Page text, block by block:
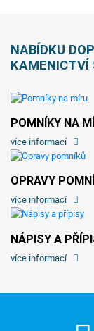
NABÍDKU
KAMENICTVÍ
POMNÍKY NA
více informací
OPRAVY
více informací
NÁPISY A
více informací